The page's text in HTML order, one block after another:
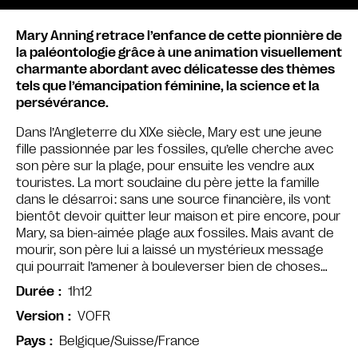
Mary Anning retrace l’enfance de cette pionnière de
la paléontologie grâce à une animation visuellement
charmante abordant avec délicatesse des thèmes
tels que l’émancipation féminine, la science et la
persévérance.
Dans l’Angleterre du XIXe siècle, Mary est une jeune
fille passionnée par les fossiles, qu’elle cherche avec
son père sur la plage, pour ensuite les vendre aux
touristes. La mort soudaine du père jette la famille
dans le désarroi : sans une source financière, ils vont
bientôt devoir quitter leur maison et pire encore, pour
Mary, sa bien-aimée plage aux fossiles. Mais avant de
mourir, son père lui a laissé un mystérieux message
qui pourrait l’amener à bouleverser bien de choses…
Durée
1h12
Version
VOFR
Pays
Belgique/Suisse/France